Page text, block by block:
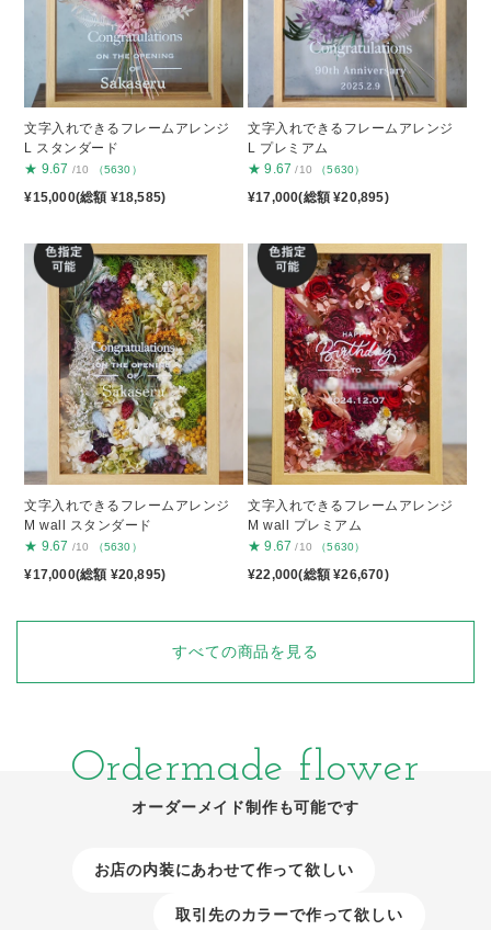
文字入れできるフレームアレンジ
L スタンダード
★ 9.67 /10 （5630）
¥15,000(総額 ¥18,585)
文字入れできるフレームアレンジ
L プレミアム
★ 9.67 /10 （5630）
¥17,000(総額 ¥20,895)
文字入れできるフレームアレンジ
M wall スタンダード
★ 9.67 /10 （5630）
¥17,000(総額 ¥20,895)
文字入れできるフレームアレンジ
M wall プレミアム
★ 9.67 /10 （5630）
¥22,000(総額 ¥26,670)
すべての商品を見る
Ordermade flower
オーダーメイド制作も可能です
お店の内装にあわせて作って欲しい
取引先のカラーで作って欲しい